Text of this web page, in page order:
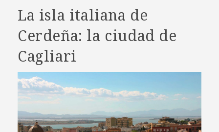
La isla italiana de
Cerdeña: la ciudad de
Cagliari